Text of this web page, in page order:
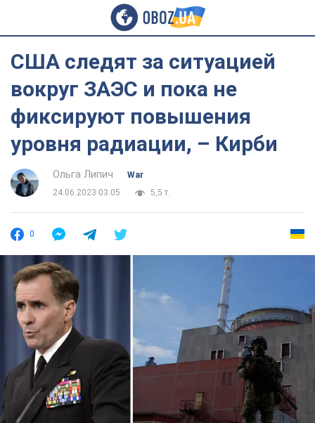
США следят за ситуацией
вокруг ЗАЭС и пока не
фиксируют повышения
уровня радиации, – Кирби
Ольга Липич
War
24.06.2023 03:05
5,5 т.
0